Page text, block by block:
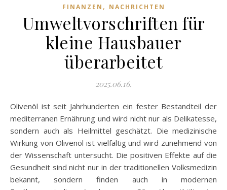
FINANZEN , NACHRICHTEN
Umweltvorschriften für
kleine Hausbauer
überarbeitet
2025.06.16.
Olivenöl ist seit Jahrhunderten ein fester Bestandteil der
mediterranen Ernährung und wird nicht nur als Delikatesse,
sondern auch als Heilmittel geschätzt. Die medizinische
Wirkung von Olivenöl ist vielfältig und wird zunehmend von
der Wissenschaft untersucht. Die positiven Effekte auf die
Gesundheit sind nicht nur in der traditionellen Volksmedizin
bekannt, sondern finden auch in modernen